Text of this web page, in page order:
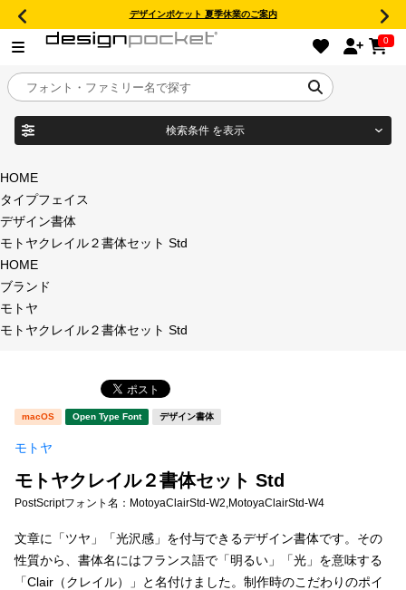
デザインポケット 夏季休業のご案内
0
目的別フォントガイド
特集
年間ライセンス商品
新着一覧
カート
マイページ
検索条件 を表示
商品名
フォント形式
タイプフェイス
明朝体
宋朝体 清朝体
教科書体 行書体
草書体 勘亭流
HOME
タイプフェイス
デザイン書体
モトヤクレイル２書体セット Std
HOME
ブランド
モトヤ
モトヤクレイル２書体セット Std
macOS Open Type Font デザイン書体
モトヤ
モトヤクレイル２書体セット Std
PostScriptフォント名： MotoyaClairStd-W2,MotoyaClairStd-W4
文章に「ツヤ」「光沢感」を付与できるデザイン書体です。その
性質から、書体名にはフランス語で「明るい」「光」を意味する
「Clair（クレイル）」と名付けました。制作時のこだわりのポイ